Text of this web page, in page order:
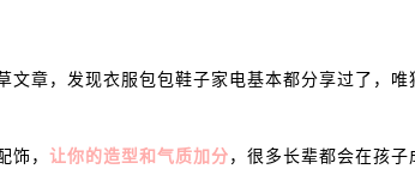
文章，发现衣服包包鞋子家电基本都分享过了，
饰， 让你的造型和气质加分 ，很多长辈都会在孩子